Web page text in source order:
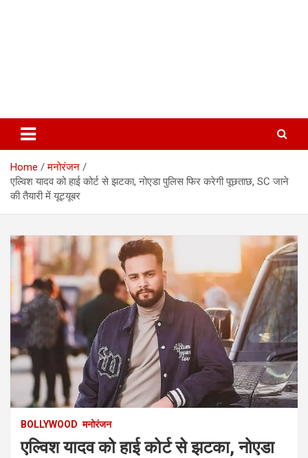
Home
मनोरंजन
एल्विश यादव को हाई कोर्ट से झटका, नोएडा पुलिस फिर करेगी पूछताछ, SC जाने
की तैयारी में यूट्यूबर
BOLLYWOOD मनोरंजन
एल्विश यादव को हाई कोर्ट से झटका, नोएडा